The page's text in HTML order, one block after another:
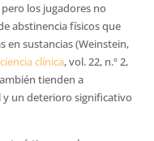
los jugadores no
abstinencia físicos que
en sustancias (Weinstein,
clínica, vol. 22, n.º 2,
tienden a
un deterioro significativo